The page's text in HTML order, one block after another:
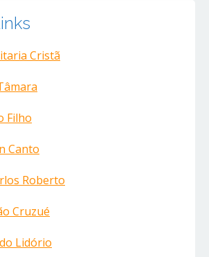
Cristã
Filho
Canto
Roberto
Cruzué
Lidório